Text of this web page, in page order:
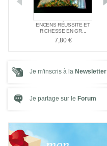
ENCENS RÉUSSITE ET
RICHESSE EN GR...
7,80 €
Je m'inscris à la Newsletter
Je partage sur le Forum